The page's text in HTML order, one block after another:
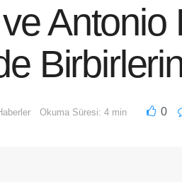
Antonio
Okuma Süresi: 4 min 0